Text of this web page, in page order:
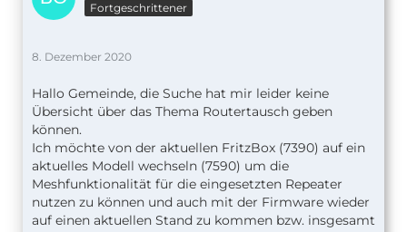
Fortgeschrittener
8. Dezember 2020
Hallo Gemeinde, die Suche hat mir leider keine
Übersicht über das Thema Routertausch geben
können.
Ich möchte von der aktuellen FritzBox (7390) auf ein
aktuelles Modell wechseln (7590) um die
Meshfunktionalität für die eingesetzten Repeater
nutzen zu können und auch mit der Firmware wieder
auf einen aktuellen Stand zu kommen bzw. insgesamt